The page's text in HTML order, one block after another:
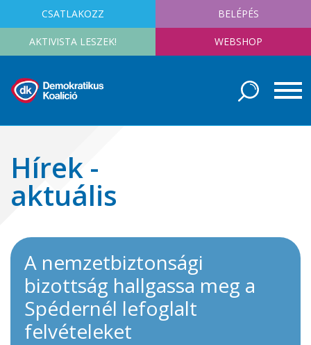
CSATLAKOZZ BELÉPÉS
AKTIVISTA LESZEK! WEBSHOP
Hírek -
aktuális
A nemzetbiztonsági
bizottság hallgassa meg a
Spédernél lefoglalt
felvételeket